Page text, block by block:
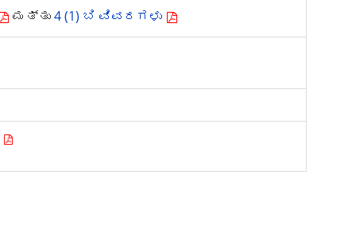
ಮತ್ತು4 (1) ಬಿ ವಿವರಗಳು